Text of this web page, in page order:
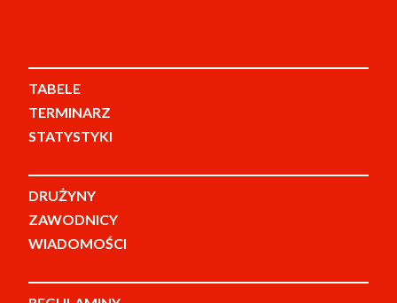
TABELE
TERMINARZ
STATYSTYKI
DRUŻYNY
ZAWODNICY
WIADOMOŚCI